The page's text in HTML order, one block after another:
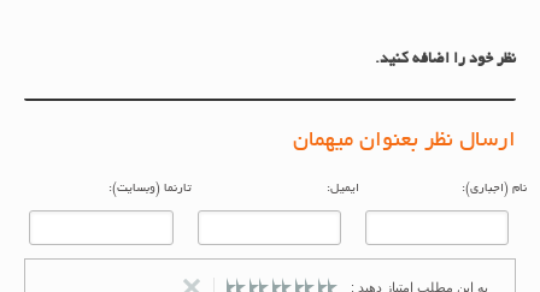
نظر خود را اضافه کنید.
ارسال نظر بعنوان میهمان
(اجباری): ایمیل: تارنما (وبسایت):
به این مطلب امتیاز دهید :